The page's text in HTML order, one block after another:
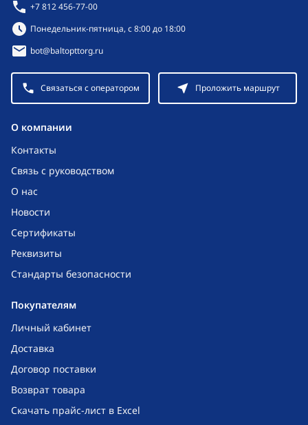
O компании
Контакты
Связь с руководством
О нас
Новости
Сертификаты
Реквизиты
Стандарты безопасности
Покупателям
Личный кабинет
Доставка
Договор поставки
Возврат товара
Скачать прайс-лист в Excel
+7 812 456-77-00
Режим работы:
Понедельник-пятница, с 8:00 до 18:00
bot@baltopttorg.ru
Связаться с оператором Проложить маршрут